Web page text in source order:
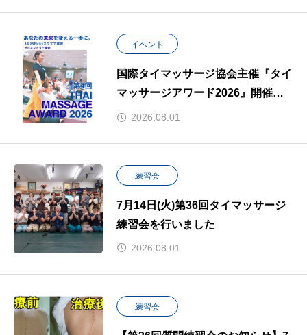
イベント
国際タイマッサージ協会主催『タイ
マッサージアワード2026』開催決
定！2026.08.01
練習会
7月14日(火)第36回タイマッサージ
練習会を行いました
2026.08.01
練習会